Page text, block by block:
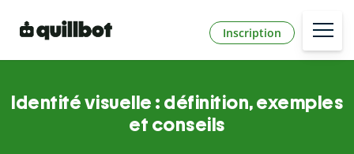
Inscription
Identité visuelle : définition, exemples
et conseils